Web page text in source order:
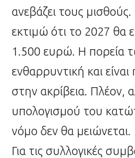
ανεβάζει τους
εκτιμώ ότι το 2027 θα
1.500 ευρώ. Η πορεία
ενθαρρυντική και
στην ακρίβεια. Πλέον,
υπολογισμού του
νόμο δεν θα μειώνεται.
Για τις συλλογικές